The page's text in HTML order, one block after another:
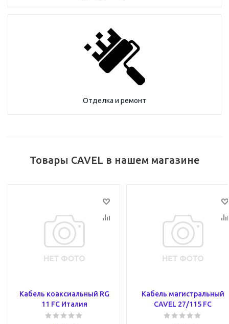
Отделка и ремонт
Товары CAVEL в нашем магазине
Кабель коаксиальный RG
11 FC Италия
Кабель магистральный
CAVEL 27/115 FC